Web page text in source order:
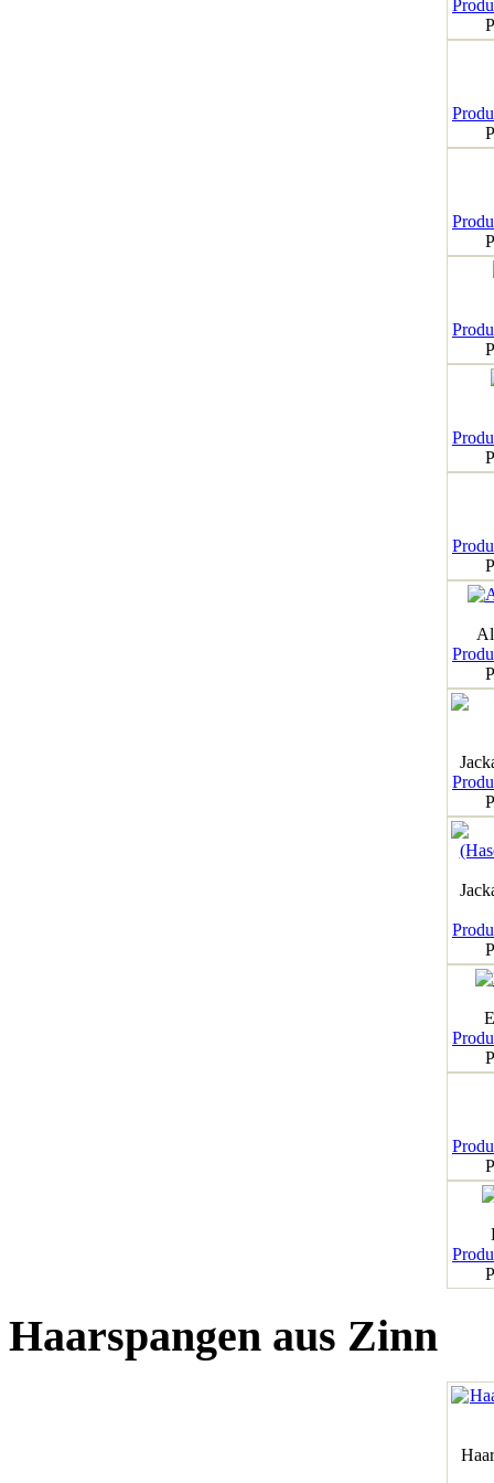
Haarspangen aus Zinn